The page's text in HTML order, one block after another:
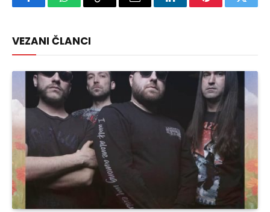
FacebookWhatsAppCopy
Email LinkedInPinterest
VEZANI ČLANCI